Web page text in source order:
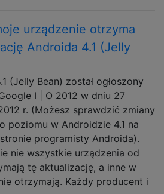
urządzenie otrzyma
Androida 4.1 (Jelly
(Jelly Bean) został ogłoszony
I | O 2012 w dniu 27
r. (Możesz sprawdzić zmiany
poziomu w Androidzie 4.1 na
programisty Androida).
nie wszystkie urządzenia od
tę aktualizację, a inne w
otrzymają. Każdy producent i